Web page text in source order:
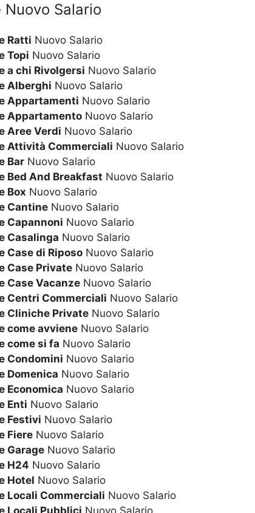
Salario
Ratti Nuovo Salario
Topi Nuovo Salario
a chi Rivolgersi Nuovo Salario
Alberghi Nuovo Salario
Appartamenti Nuovo Salario
Appartamento Nuovo Salario
Aree Verdi Nuovo Salario
Attività Commerciali Nuovo Salario
Bar Nuovo Salario
Bed And Breakfast Nuovo Salario
Box Nuovo Salario
Cantine Nuovo Salario
Capannoni Nuovo Salario
Casalinga Nuovo Salario
Case di Riposo Nuovo Salario
Case Private Nuovo Salario
Case Vacanze Nuovo Salario
Centri Commerciali Nuovo Salario
Cliniche Private Nuovo Salario
come avviene Nuovo Salario
come si fa Nuovo Salario
Condomini Nuovo Salario
Domenica Nuovo Salario
Economica Nuovo Salario
Enti Nuovo Salario
Festivi Nuovo Salario
Fiere Nuovo Salario
Garage Nuovo Salario
H24 Nuovo Salario
Hotel Nuovo Salario
Locali Commerciali Nuovo Salario